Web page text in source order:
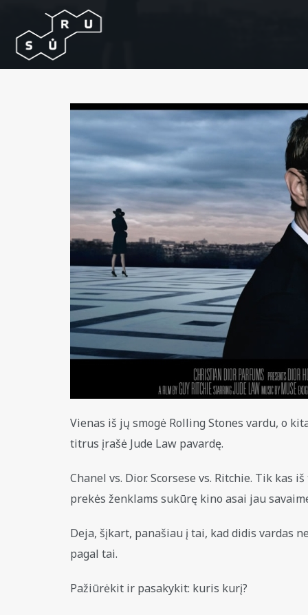
Vienas iš jų smogė Rolling Stones vardu, o
titrus įrašė Jude Law pavardę.
Chanel vs. Dior. Scorsese vs. Ritchie. Tik kas
prekės ženklams sukūrę kino asai jau
Deja, šįkart, panašiau į tai, kad didis vardas
pagal tai.
Pažiūrėkit ir pasakykit: kuris kurį?